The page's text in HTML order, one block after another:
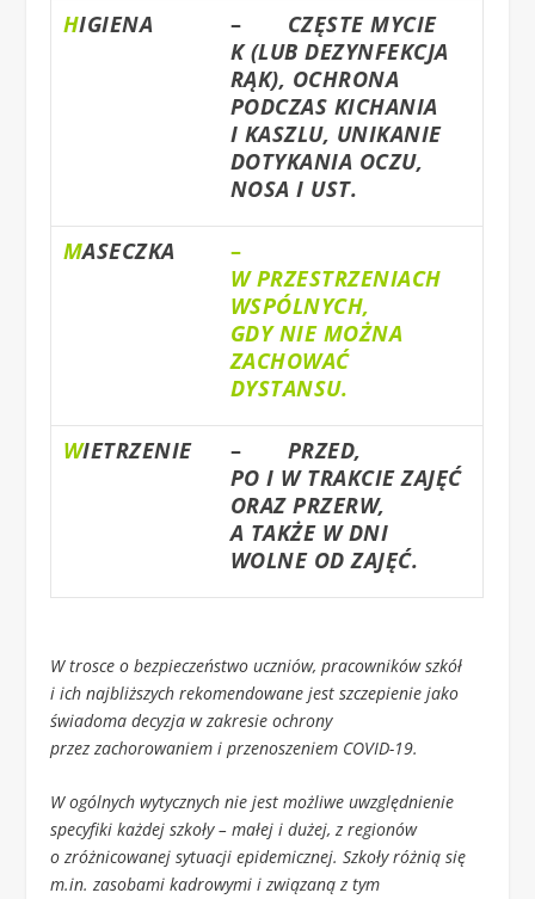
HIGIENA – CZĘSTE MYCIE
K (LUB DEZYNFEKCJA
RĄK), OCHRONA
PODCZAS KICHANIA
I KASZLU, UNIKANIE
DOTYKANIA OCZU,
NOSA I UST.
MASECZKA
–
W PRZESTRZENIACH
WSPÓLNYCH,
GDY NIE MOŻNA
ZACHOWAĆ
DYSTANSU.
WIETRZENIE – PRZED,
PO I W TRAKCIE ZAJĘĆ
ORAZ PRZERW,
A TAKŻE W DNI
WOLNE OD ZAJĘĆ.
W trosce o bezpieczeństwo uczniów, pracowników szkół
i ich najbliższych rekomendowane jest szczepienie jako
świadoma decyzja w zakresie ochrony
przez zachorowaniem i przenoszeniem COVID-19.
W ogólnych wytycznych nie jest możliwe uwzględnienie
specyfiki każdej szkoły – małej i dużej, z regionów
o zróżnicowanej sytuacji epidemicznej. Szkoły różnią się
m.in. zasobami kadrowymi i związaną z tym